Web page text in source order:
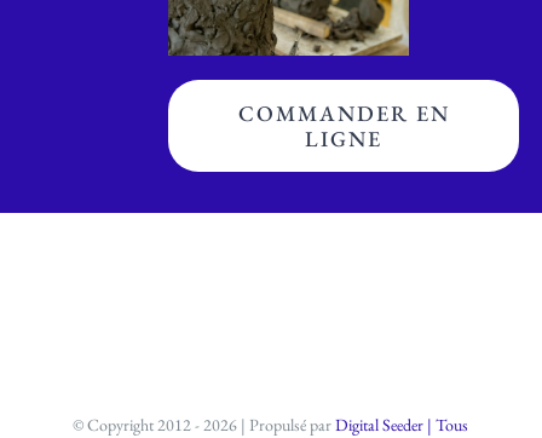
COMMANDER EN
LIGNE
© Copyright 2012 - 2026 | Propulsé parDigital Seeder | Tous